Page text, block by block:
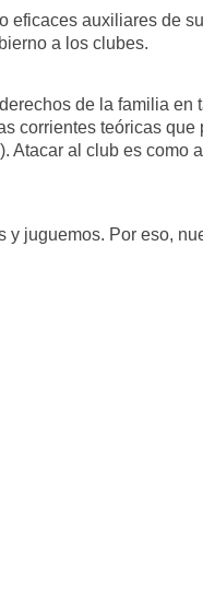
eficaces auxiliares de
a los clubes.
de la familia en
corrientes teóricas que
al club es como
juguemos. Por eso,